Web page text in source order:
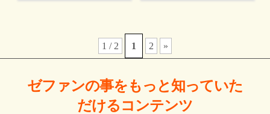
1 / 2 1 2 »
ゼファンの事をもっと知っていた
だけるコンテンツ